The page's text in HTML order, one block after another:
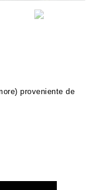
proveniente de